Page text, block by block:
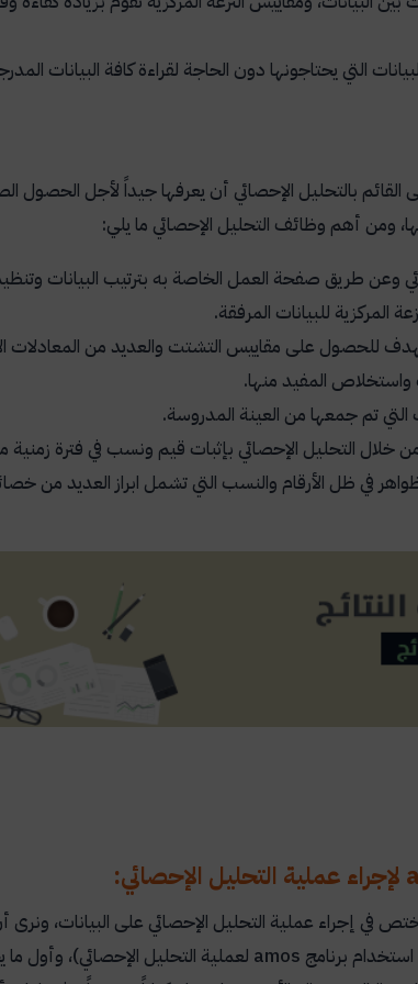
التي يحتاجونها دون الحاجة لقراءة كافة البيانات
القائم بالتحليل الإحصائي أن يعرفها جيداً لأجل الحصول
ومن أهم وظائف التحليل الإحصائي ما يلي:
وعن طريق صفحة العمل الخاصة به بترتيب البيانات
للبيانات المرفقة.
يهدف للحصول على مقاييس التشتت والعديد من المعادلات
واستخلاص المفيد منها.
التي تم جمعها من العينة المدروسة.
خلال التحليل الإحصائي بإثبات قيم ونسب في فترة زمنية
في ظل الأرقام والنسب التي تشمل ابراز العديد من
في إجراء عملية التحليل الإحصائي على البيانات، ونرى
برنامج amos لعملية التحليل الإحصائي)، وأول